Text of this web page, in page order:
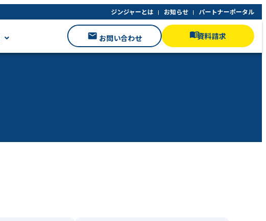
ジンジャーとは お知らせ パートナーポータル
お問い合わせ 資料請求